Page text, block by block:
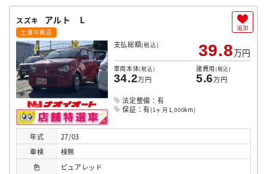
スズキ アルト L
土浦中貫店
支払総額(税込) 39.8万円
車両本体(税込)
34.2万円
諸費用(税込)
5.6万円
法定整備：有
保証：有(1ヶ月1,000km)
年式
27/03
車検
検無
色
ピュアレッド
追加